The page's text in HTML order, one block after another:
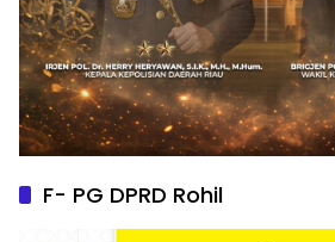
F- PG DPRD Rohil